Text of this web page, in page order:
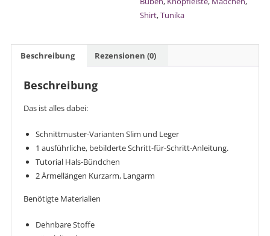
an
der
Größe
Shirt,Tunika
Beschreibung Rezensionen (0)
Beschreibung
Das ist alles dabei:
Schnittmuster-Varianten Slim und Leger
1 ausführliche, bebilderte Schritt-für-Schritt-Anleitung.
Tutorial Hals-Bündchen
2 Ärmellängen Kurzarm, Langarm
Benötigte Materialien
Dehnbare Stoffe